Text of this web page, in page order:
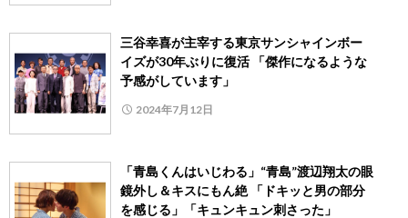
三谷幸喜が主宰する東京サンシャインボー
イズが30年ぶりに復活 「傑作になるような
予感がしています」
2024年7月12日
「青島くんはいじわる」“青島”渡辺翔太の眼
鏡外し＆キスにもん絶 「ドキッと男の部分
を感じる」「キュンキュン刺さった」